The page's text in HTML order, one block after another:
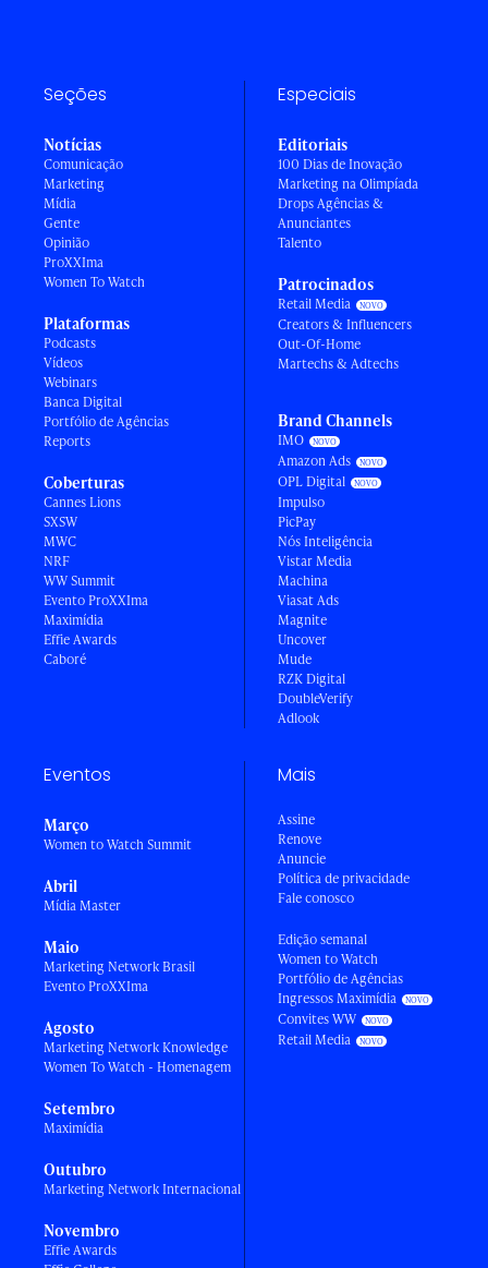
Seções
Notícias
Comunicação
Marketing
Mídia
Gente
Opinião
ProXXIma
Women To Watch
Plataformas
Podcasts
Vídeos
Webinars
Banca Digital
Portfólio de Agências
Reports
Coberturas
Cannes Lions
SXSW
MWC
NRF
WW Summit
Evento ProXXIma
Maximídia
Effie Awards
Caboré
Especiais
Editoriais
100 Dias de Inovação
Marketing na Olimpíada
Drops Agências &
Anunciantes
Talento
Patrocinados
Retail Media
Creators & Influencers
Out-Of-Home
Martechs & Adtechs
Brand Channels
IMO
Amazon Ads
OPL Digital
Impulso
PicPay
Nós Inteligência
Vistar Media
Machina
Viasat Ads
Magnite
Uncover
Mude
RZK Digital
DoubleVerify
Adlook
Eventos
Março
Women to Watch Summit
Abril
Mídia Master
Maio
Marketing Network Brasil
Evento ProXXIma
Agosto
Marketing Network Knowledge
Women To Watch - Homenagem
Setembro
Maximídia
Outubro
Marketing Network Internacional
Novembro
Effie Awards
Mais
Assine
Renove
Anuncie
Política de privacidade
Fale conosco
Edição semanal
Women to Watch
Portfólio de Agências
Ingressos Maximídia
Convites WW
Retail Media